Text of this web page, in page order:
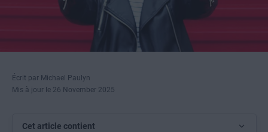
Écrit par Michael Paulyn
Mis à jour le 26 November 2025
Cet article contient